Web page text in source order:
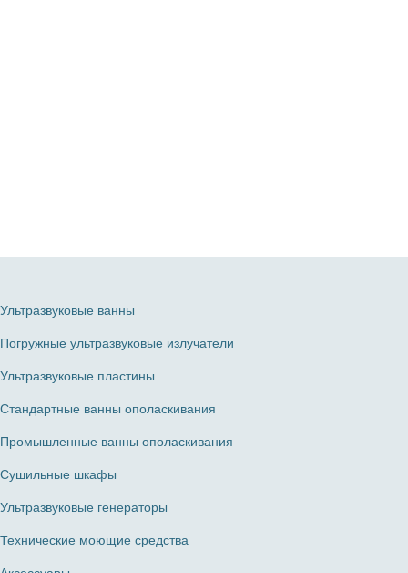
Ультразвуковые ванны
Погружные ультразвуковые излучатели
Ультразвуковые пластины
Стандартные ванны ополаскивания
Промышленные ванны ополаскивания
Сушильные шкафы
Ультразвуковые генераторы
Технические моющие средства